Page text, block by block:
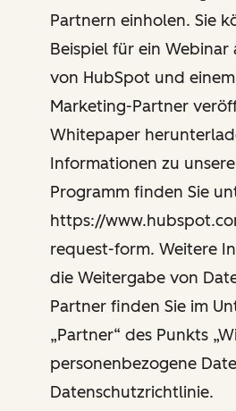
Partnern einholen. Sie
Beispiel für ein
von HubSpot und
Marketing-Partner
Whitepaper
Informationen zu
Programm finden Sie
https://
request-form. Weitere
die Weitergabe von
Partner finden Sie im
„Partner“ des Punkts
personenbezogene
Datenschutzrichtlinie.